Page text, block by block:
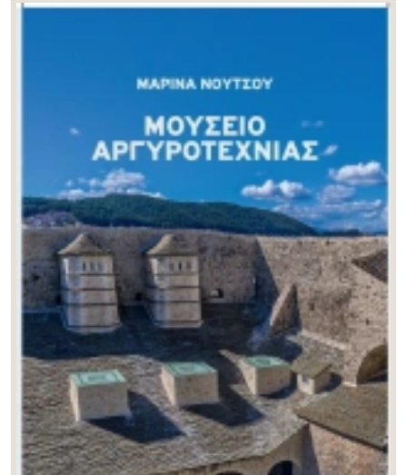
Ντίνα Ζιώγα (0)
Όλγα Βογιατζόγλου
Παναγιώτα Γκαγκούλια (1)
Παναγιώτης Περδικούλιας(2)
Παναγιώτης Τουρνικιώτης(0)
Πέτρος Κουφόπουλος (0)
Σοφία Καλαντζάκου (0)
Σοφοκλής Χατζησάββας(1)
Σπύρος Ι. Ασδραχάς(0)